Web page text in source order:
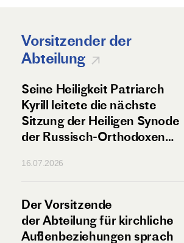
Vorsitzender der
Abteilung
Seine Heiligkeit Patriarch
Kyrill leitete die nächste
Sitzung der Heiligen Synode
der Russisch-Orthodoxen
16.07.2026
Der Vorsitzende
der Abteilung für kirchliche
Außenbeziehungen sprach